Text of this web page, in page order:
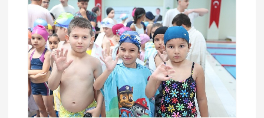
n
m
e
s